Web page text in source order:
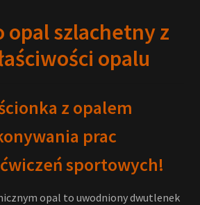
opal szlachetny z
opalu
z opalem
prac
sportowych!
opal to uwodniony dwutlenek